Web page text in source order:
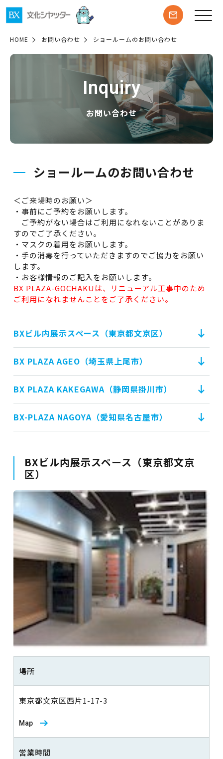
HOME お問い合わせ ショールームのお問い合わせ
Inquiry
お問い合わせ
ショールームのお問い合わせ
＜ご来場時のお願い＞
・事前にご予約をお願いします。
ご予約がない場合はご利用になれないことがありま
すのでご了承ください。
・マスクの着用をお願いします。
・手の消毒を行っていただきますのでご協力をお願い
します。
・お客様情報のご記入をお願いします。
BX PLAZA-GOCHAKUは、リニューアル工事中のため
ご利用になれませんことをご了承ください。
BXビル内展示スペース（東京都文京区）
BX PLAZA AGEO（埼玉県上尾市）
BX PLAZA KAKEGAWA（静岡県掛川市）
BX-PLAZA NAGOYA（愛知県名古屋市）
BXビル内展示スペース（東京都文京
区）
場所
東京都文京区西片1-17-3
Map
営業時間